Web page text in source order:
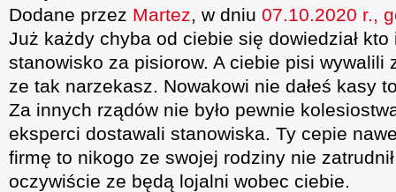
Dodane przez Martez, w dniu 07.10.2020 r.,
Już każdy chyba od ciebie się dowiedział kto
stanowisko za pisiorow. A ciebie pisi wywalili
ze tak narzekasz. Nowakowi nie dałeś kasy
Za innych rządów nie było pewnie
eksperci dostawali stanowiska. Ty cepie
firmę to nikogo ze swojej rodziny nie
oczywiście ze będą lojalni wobec ciebie.